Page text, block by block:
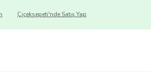
Çiçeksepeti'nde Satış Yap